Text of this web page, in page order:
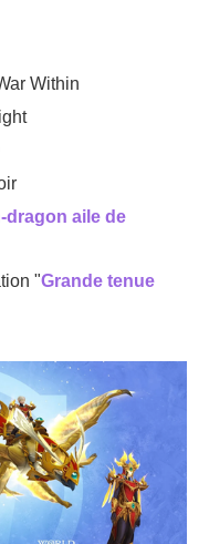
Within
dragon aile de
"Grande tenue